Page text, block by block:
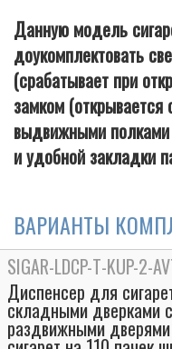
Данную модель
доукомплектовать
(срабатывает при
замком (открывается
выдвижными полками
и удобной закладки
ВАРИАНТЫ
SIGAR-LDCP-T-KUP-2-
Диспенсер для
складными дверками
раздвижными